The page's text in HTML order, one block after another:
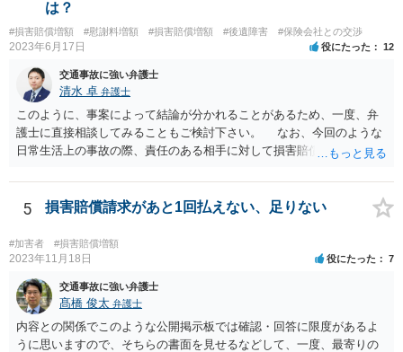
質問者様の状況を踏まえるとおすすめできる手続きかと考えます。具
体的な利用方法に関しては、管轄の裁判所に問い合わせいただければ
教えてもらえると思います（https://www.courts.go.jp/fukuoka/saiban/
madoguti_kani/index.html）。 以上、ご参考いただけますと幸いです。
は？
#損害賠償増額 #慰謝料増額 #損害賠償増額 #後遺障害 #保険会社との交渉
2023年6月17日 役にたった 12
交通事故に強い弁護士
清水 卓 弁護士
このように、事案によって結論が分かれることがあるため、一度、弁
護士に直接相談してみることもご検討下さい。 なお、今回のような
日常生活上の事故の際、責任のある相手に対して損害賠償請求する際
す（ご自宅の火災保険や自動車の任意保険等を確認してみて下さい。
加入したつもりがなくても、確認してみたら付いていたということが
5 損害賠償請求があと1回払えない、足りない
#加害者 #損害賠償増額
2023年11月18日 役にたった 7
交通事故に強い弁護士
髙橋 俊太 弁護士
内容との関係でこのような公開掲示板では確認・回答に限度があるよ
うに思いますので、そちらの書面を見せるなどして、一度、最寄りの